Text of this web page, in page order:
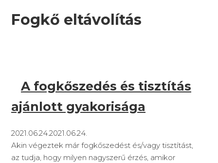
Fogkő eltávolítás
A fogkőszedés és tisztítás
ajánlott gyakorisága
2021.06.24.2021.06.24.
Akin végeztek már fogkőszedést és/vagy tisztítást,
az tudja, hogy milyen nagyszerű érzés, amikor